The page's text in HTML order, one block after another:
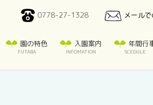
0778-27-1328 メール
園の特色
FUTABA
入園案内
INFOMATION
年間行
SCEDULE